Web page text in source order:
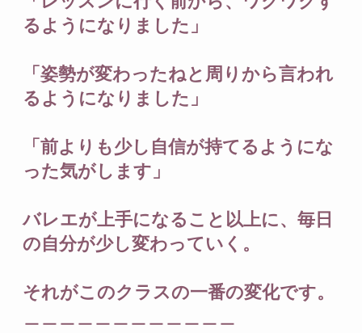
るようになりました」
「姿勢が変わったねと周りから言われ
るようになりました」
「前よりも少し自信が持てるようにな
った気がします」
バレエが上手になること以上に、毎日
の自分が少し変わっていく。
それがこのクラスの一番の変化です。